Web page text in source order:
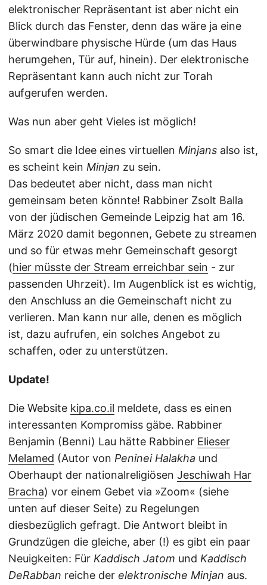
elektronischer Repräsentant ist aber nicht ein
Blick durch das Fenster, denn das wäre ja eine
überwindbare physische Hürde (um das Haus
herumgehen, Tür auf, hinein). Der elektronische
Repräsentant kann auch nicht zur Torah
aufgerufen werden.
Was nun aber geht Vieles ist möglich!
So smart die Idee eines virtuellen Minjans also ist,
es scheint kein Minjan zu sein.
Das bedeutet aber nicht, dass man nicht
gemeinsam beten könnte! Rabbiner Zsolt Balla
von der jüdischen Gemeinde Leipzig hat am 16.
März 2020 damit begonnen, Gebete zu streamen
und so für etwas mehr Gemeinschaft gesorgt
(hier müsste der Stream erreichbar sein - zur
passenden Uhrzeit). Im Augenblick ist es wichtig,
den Anschluss an die Gemeinschaft nicht zu
verlieren. Man kann nur alle, denen es möglich
ist, dazu aufrufen, ein solches Angebot zu
schaffen, oder zu unterstützen.
Update!
Die Website kipa.co.il meldete, dass es einen
interessanten Kompromiss gäbe. Rabbiner
Benjamin (Benni) Lau hätte Rabbiner Elieser
Melamed (Autor von Peninei Halakha und
Oberhaupt der nationalreligiösen Jeschiwah Har
Bracha) vor einem Gebet via »Zoom« (siehe
unten auf dieser Seite) zu Regelungen
diesbezüglich gefragt. Die Antwort bleibt in
Grundzügen die gleiche, aber (!) es gibt ein paar
Neuigkeiten: Für Kaddisch Jatom und Kaddisch
DeRabban reiche der elektronische Minjan aus.